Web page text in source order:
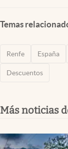
Temas
Renfe España
Descuentos
Más noticias